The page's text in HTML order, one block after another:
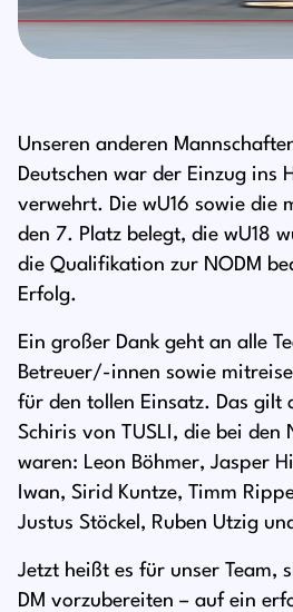
Unseren anderen
Deutschen war der Einzug ins
verwehrt. Die wU16 sowie die
den 7. Platz belegt, die wU18
die Qualifikation zur NODM
Erfolg.
Ein großer Dank geht an alle
Betreuer/-innen sowie
für den tollen Einsatz. Das gilt
Schiris von TUSLI, die bei den
waren: Leon Böhmer, Jasper
Iwan, Sirid Kuntze, Timm
Justus Stöckel, Ruben Utzig
Jetzt heißt es für unser Team,
DM vorzubereiten – auf ein